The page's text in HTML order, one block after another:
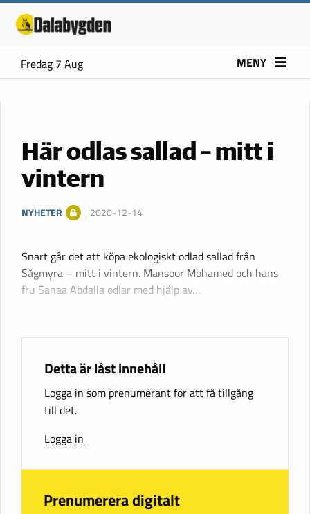
Fredag 7 Aug MENY
Här odlas sallad – mitt i
vintern
NYHETER 2020-12-14
Snart går det att köpa ekologiskt odlad sallad från
Sågmyra – mitt i vintern. Mansoor Mohamed och hans
fru Sanaa Abdalla odlar med hjälp av…
Detta är låst innehåll
Logga in som prenumerant för att få tillgång
till det.
Logga in
Prenumerera digitalt